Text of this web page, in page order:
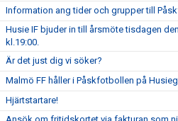
Information ang tider och grupper till
Husie IF bjuder in till årsmöte tisdagen
kl.19:00.
Är det just dig vi söker?
Malmö FF håller i Påskfotbollen på
Hjärtstartare!